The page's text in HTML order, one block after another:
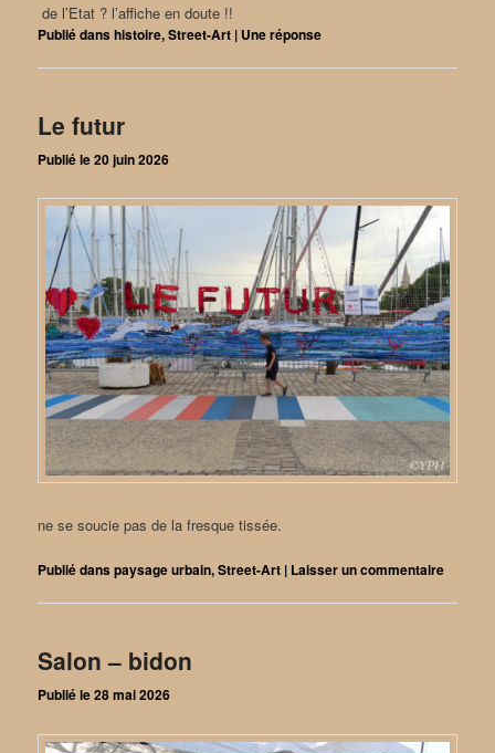
de l’Etat ? l’affiche en doute !!
Publié danshistoire,Street-Art | Uneréponse
Le futur
Publié le20 juin 2026
ne se soucie pas de la fresque tissée.
Publié danspaysage urbain,Street-Art | Laisser un commentaire
Salon – bidon
Publié le28 mai 2026